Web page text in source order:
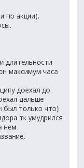
по акции).
длительности
максимум часа
доехал до
дальше
был только что)
тк умудрился
нем.